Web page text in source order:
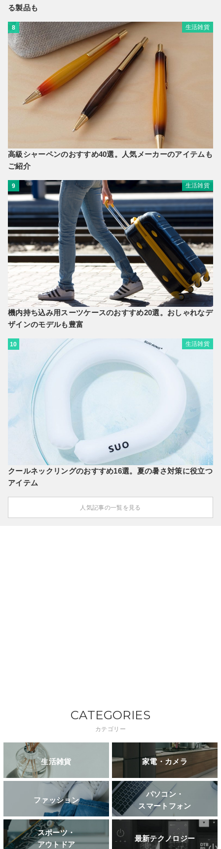
る製品も
8 生活雑貨
高級シャーペンのおすすめ40選。人気メーカーのアイテムも
ご紹介
9 生活雑貨
機内持ち込み用スーツケースのおすすめ20選。おしゃれなデ
ザインのモデルも豊富
10 生活雑貨
クールネックリングのおすすめ16選。夏の暑さ対策に役立つ
アイテム
人気記事の一覧を見る
CATEGORIES
カテゴリー
生活雑貨 家電・カメラ
ファッション
パソコン・
スマートフォン
スポーツ・
アウトドア
最新テクノロジー